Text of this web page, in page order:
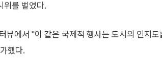
위를 벌였다.
뷰에서 "이 같은 국제적 행사는 도시의 인지
했다.